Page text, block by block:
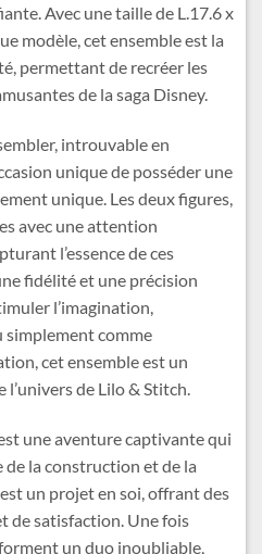
Avec une taille de L.17.6 x
modèle, cet ensemble est la
permettant de recréer les
de la saga Disney.
introuvable en
unique de posséder une
unique. Les deux figures,
avec une attention
l’essence de ces
fidélité et une précision
l’imagination,
simplement comme
cet ensemble est un
de Lilo & Stitch.
une aventure captivante qui
de la construction et de la
un projet en soi, offrant des
de satisfaction. Une fois
un duo inoubliable,